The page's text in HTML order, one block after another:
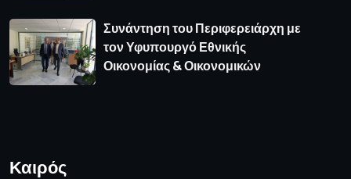
Συνάντηση του Περιφερειάρχη με
τον Υφυπουργό Εθνικής
Οικονομίας & Οικονομικών
Καιρός